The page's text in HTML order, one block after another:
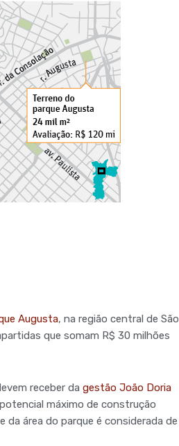
Augusta, na região central de São
que somam R$ 30 milhões
receber da gestão João Doria
máximo de construção
área do parque é considerada de